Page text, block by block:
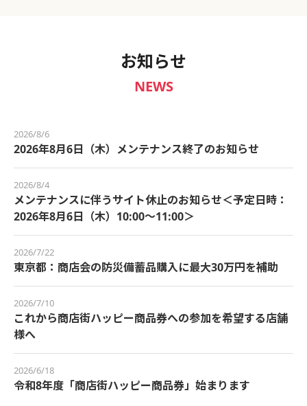
お知らせ
NEWS
2026/8/6
2026年8月6日（木）メンテナンス終了のお知らせ
2026/8/4
メンテナンスに伴うサイト休止のお知らせ＜予定日時：
2026年8月6日（木）10:00～11:00＞
2026/7/22
東京都：商店会の防災備蓄品購入に最大30万円を補助
2026/7/10
これから商店街ハッピー商品券への参加を希望する店舗
様へ
2026/6/18
令和8年度「商店街ハッピー商品券」始まります